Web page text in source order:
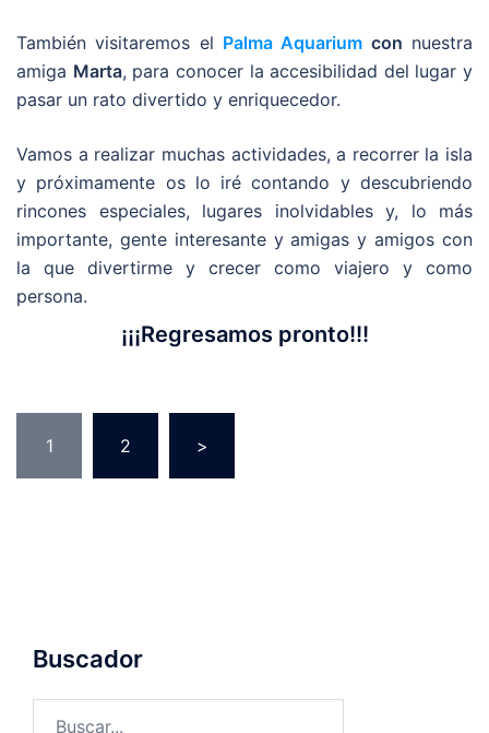
También visitaremos el Palma Aquarium con nuestra
amiga Marta, para conocer la accesibilidad del lugar y
pasar un rato divertido y enriquecedor.
Vamos a realizar muchas actividades, a recorrer la isla
y próximamente os lo iré contando y descubriendo
rincones especiales, lugares inolvidables y, lo más
importante, gente interesante y amigas y amigos con
la que divertirme y crecer como viajero y como
persona.
¡¡¡Regresamos pronto!!!
1 2 >
Buscador